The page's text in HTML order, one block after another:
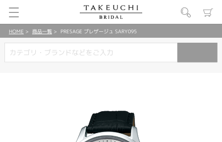
HOME 商品一覧 PRESAGE プレザージュ SARY095